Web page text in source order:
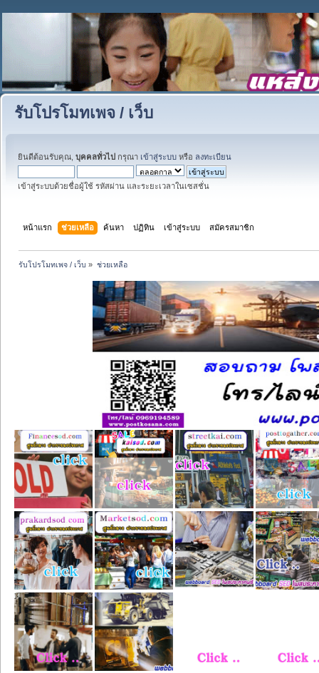
รับโปรโมทเพจ / เว็บ
ยินดีต้อนรับคุณ, บุคคลทั่วไป กรุณา เข้าสู่ระบบ หรือ ลงทะเบียน
เข้าสู่ระบบด้วยชื่อผู้ใช้ รหัสผ่าน และระยะเวลาในเซสชั่น
หน้าแรก ช่วยเหลือ ค้นหา ปฏิทิน เข้าสู่ระบบ สมัครสมาชิก
รับโปรโมทเพจ / เว็บ » ช่วยเหลือ